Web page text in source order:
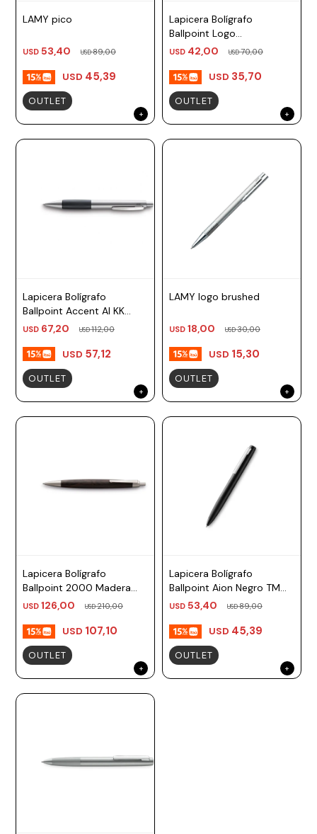
LAMY pico
USD 53,40 USD89,00
USD 45,39
OUTLET
Lapicera Bolígrafo
Ballpoint Logo
Multisistema Negro Lamy
USD 42,00 USD70,00
USD 35,70
OUTLET
Lapicera Bolígrafo
Ballpoint Accent Al KK
Plateado TM Negro Lamy
USD 67,20 USD112,00
USD 57,12
OUTLET
LAMY logo brushed
USD 18,00 USD30,00
USD 15,30
OUTLET
Lapicera Bolígrafo
Ballpoint 2000 Madera
Granadilla TM Negro Lamy
USD 126,00 USD210,00
USD 107,10
OUTLET
Lapicera Bolígrafo
Ballpoint Aion Negro TM
negro Lamy
USD 53,40 USD89,00
USD 45,39
OUTLET